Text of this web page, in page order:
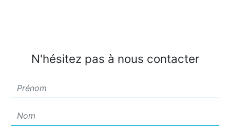
N'hésitez pas à nous contacter